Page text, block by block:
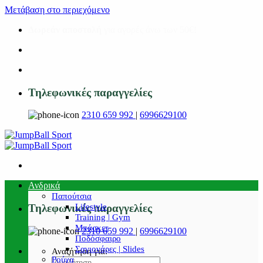
Μετάβαση στο περιεχόμενο
Τηλεφωνικές παραγγελίες
2310 659 992 | 6996629100
Τηλεφωνικές παραγγελίες
2310 659 992 | 6996629100
Αναζήτηση για:
Ανδρικά
Παπούτσια
Lifestyle
Training | Gym
Μπάσκετ
Ποδόσφαιρο
Σαγιονάρες | Slides
Ρούχα